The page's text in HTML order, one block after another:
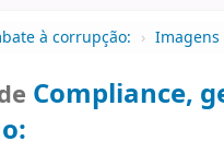
à corrupção: › Imagens
Compliance,